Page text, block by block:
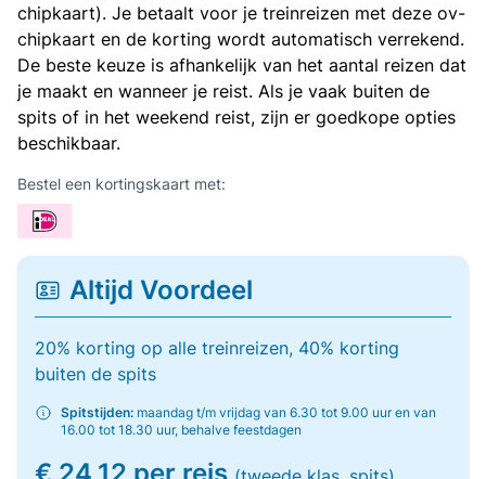
chipkaart). Je betaalt voor je treinreizen met deze ov-
chipkaart en de korting wordt automatisch verrekend.
De beste keuze is afhankelijk van het aantal reizen dat
je maakt en wanneer je reist. Als je vaak buiten de
spits of in het weekend reist, zijn er goedkope opties
beschikbaar.
Bestel een kortingskaart met:
Altijd Voordeel
20% korting op alle treinreizen, 40% korting
buiten de spits
Spitstijden: maandag t/m vrijdag van 6.30 tot 9.00 uur en van
16.00 tot 18.30 uur, behalve feestdagen